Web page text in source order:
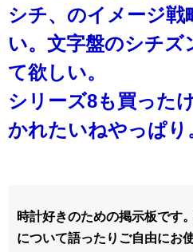
シチ、のイメージ戦
い。文字盤のシチズ
て欲しい。
シリーズ8も買った
かれたいねやっぱり
時計好きのための掲示板です
について語ったりご自由にお